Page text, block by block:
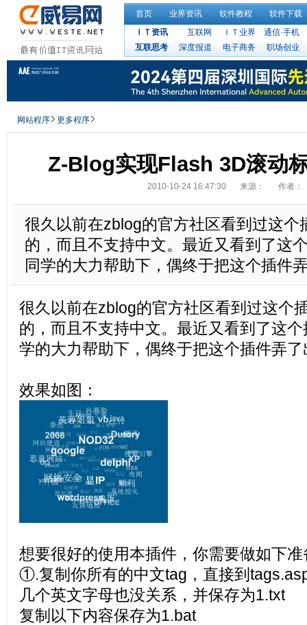
首页 业界资讯 软件教程
软件下载
ＩＴ资讯
互联网 ＩＴ业界
通信·手机
互联思考
深度报道 电子商务 职场创业
网站程序 更多程序
Z-Blog实现Flash 3D滚动
2010-10-24 16:47:30 来源： 作者：
很久以前在zblog的官方社区看到过这个
的，而且不支持中文。最近又看到了这
同学的大力帮助下，偶终于把这个插件
很久以前在zblog的官方社区看到过这个
的，而且不支持中文。最近又看到了这
学的大力帮助下，偶终于把这个插件弄了
效果如图：
想要很好的使用本插件，你需要做如下
①.复制你所有的中文tag，直接到
几个英文字母也没关系，并保存为1.txt
复制以下内容保存为1.bat